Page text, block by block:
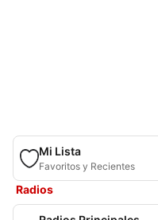
Mi Lista
Favoritos y Recientes
Radios